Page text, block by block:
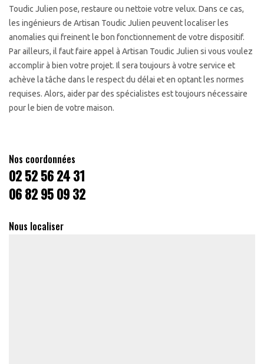
Toudic Julien pose, restaure ou nettoie votre velux. Dans ce cas,
les ingénieurs de Artisan Toudic Julien peuvent localiser les
anomalies qui freinent le bon fonctionnement de votre dispositif.
Par ailleurs, il faut faire appel à Artisan Toudic Julien si vous voulez
accomplir à bien votre projet. Il sera toujours à votre service et
achève la tâche dans le respect du délai et en optant les normes
requises. Alors, aider par des spécialistes est toujours nécessaire
pour le bien de votre maison.
Nos coordonnées
02 52 56 24 31
06 82 95 09 32
Nous localiser